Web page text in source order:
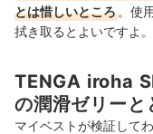
とは惜しいところ 。使
拭き取るとよいですよ。
TENGA iroha
の潤滑ゼリーと
マイベストが検証して